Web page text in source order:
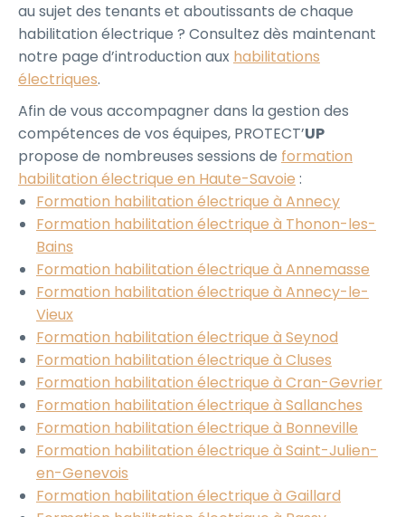
au sujet des tenants et aboutissants de chaque
habilitation électrique ? Consultez dès maintenant
notre page d’introduction aux habilitations
électriques.
Afin de vous accompagner dans la gestion des
compétences de vos équipes, PROTECT’UP
propose de nombreuses sessions de formation
habilitation électrique en Haute-Savoie :
Formation habilitation électrique à Annecy
Formation habilitation électrique à Thonon-les-
Bains
Formation habilitation électrique à Annemasse
Formation habilitation électrique à Annecy-le-
Vieux
Formation habilitation électrique à Seynod
Formation habilitation électrique à Cluses
Formation habilitation électrique à Cran-Gevrier
Formation habilitation électrique à Sallanches
Formation habilitation électrique à Bonneville
Formation habilitation électrique à Saint-Julien-
en-Genevois
Formation habilitation électrique à Gaillard